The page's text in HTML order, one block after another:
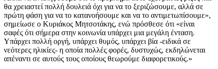
θα χρειαστεί πολλή δουλειά όχι για να το ξεριζώσουμε, αλλά σε
πρώτη φάση για να το κατανοήσουμε και να το αντιμετωπίσουμε»,
σημείωσε ο Κυριάκος Μητσοτάκης, ενώ πρόσθεσε ότι «είναι
σαφές ότι σήμερα στην κοινωνία υπάρχει μια μεγάλη ένταση.
Υπάρχει πολλή οργή, υπάρχει θυμός, υπάρχει βία -ειδικά σε
νεότερες ηλικίες- η οποία πολλές φορές, δυστυχώς, εκδηλώνεται
απέναντι σε αυτούς τους οποίους θεωρούμε διαφορετικούς.»